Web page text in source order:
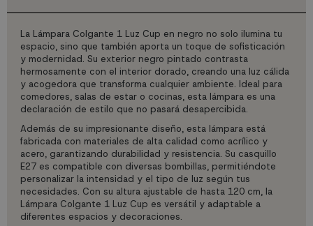
La Lámpara Colgante 1 Luz Cup en negro no solo ilumina tu
espacio, sino que también aporta un toque de sofisticación
y modernidad. Su exterior negro pintado contrasta
hermosamente con el interior dorado, creando una luz cálida
y acogedora que transforma cualquier ambiente. Ideal para
comedores, salas de estar o cocinas, esta lámpara es una
declaración de estilo que no pasará desapercibida.
Además de su impresionante diseño, esta lámpara está
fabricada con materiales de alta calidad como acrílico y
acero, garantizando durabilidad y resistencia. Su casquillo
E27 es compatible con diversas bombillas, permitiéndote
personalizar la intensidad y el tipo de luz según tus
necesidades. Con su altura ajustable de hasta 120 cm, la
Lámpara Colgante 1 Luz Cup es versátil y adaptable a
diferentes espacios y decoraciones.